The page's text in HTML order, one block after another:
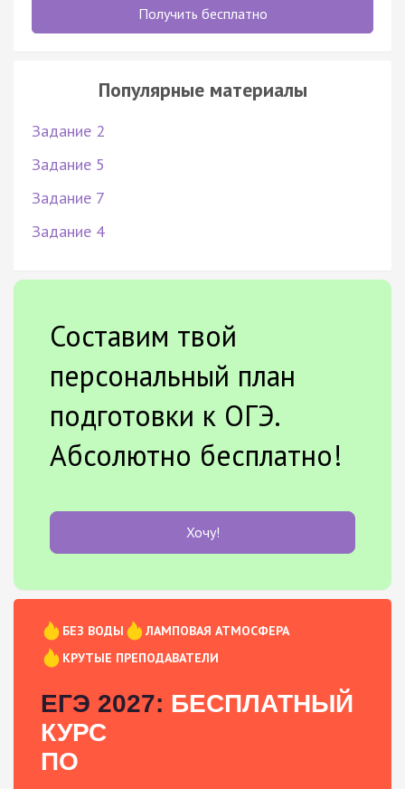
Получить бесплатно
Популярные материалы
Задание 2
Задание 5
Задание 7
Задание 4
Составим твой
персональный план
подготовки к ОГЭ.
Абсолютно бесплатно!
Хочу!
БЕЗ ВОДЫ
ЛАМПОВАЯ АТМОСФЕРА
КРУТЫЕ ПРЕПОДАВАТЕЛИ
ЕГЭ 2027: БЕСПЛАТНЫЙ
КУРС
ПО